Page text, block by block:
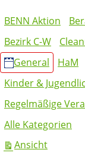
Kategorien
BENN Aktion
Bezirk C-W
General
HaM
Kinder &
Regelmäßige
Alle Kategorien
Ansicht